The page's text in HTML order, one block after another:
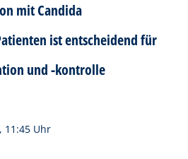
mit Candida
ist entscheidend für
und -kontrolle
11:45 Uhr